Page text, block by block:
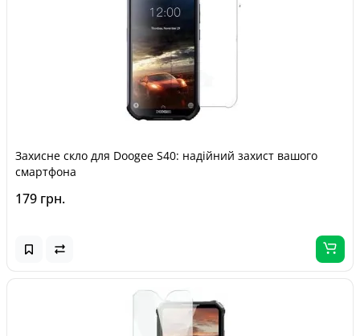
Захисне скло для Doogee S40: надійний захист вашого
смартфона
179 грн.